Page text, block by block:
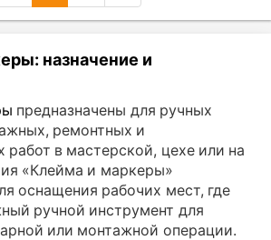
назначение и
предназначены для ручных
ремонтных и
работ в мастерской, цехе или на
«Клейма и маркеры»
оснащения рабочих мест, где
ручной инструмент для
или монтажной операции.